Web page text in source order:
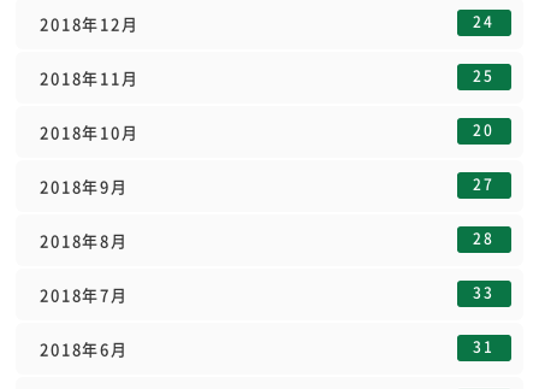
2018年12月 24
2018年11月 25
2018年10月 20
2018年9月 27
2018年8月 28
2018年7月 33
2018年6月 31